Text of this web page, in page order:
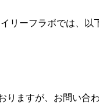
リーフラボでは、以
りますが、お問い